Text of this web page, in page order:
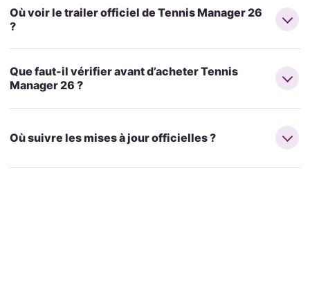
Où voir le trailer officiel de Tennis Manager 26
?
Que faut-il vérifier avant d’acheter Tennis
Manager 26 ?
Où suivre les mises à jour officielles ?